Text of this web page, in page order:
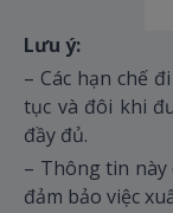
Lưu ý:
– Các hạn chế
tục và đôi khi
đầy đủ.
– Thông tin
đảm bảo việc